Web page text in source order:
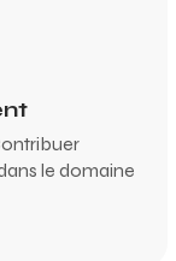
le domaine